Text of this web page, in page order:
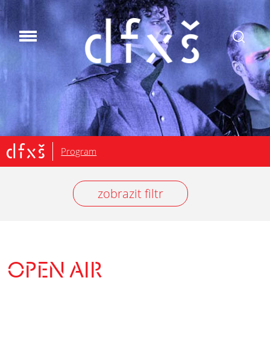
.
Program
zobrazit filtr
OPEN AIR